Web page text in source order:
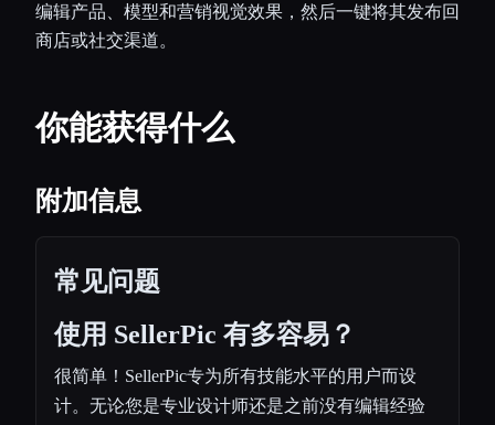
编辑产品、模型和营销视觉效果，然后一键将其发布回
商店或社交渠道。
你能获得什么
附加信息
常见问题
使用 SellerPic 有多容易？
很简单！SellerPic专为所有技能水平的用户而设
计。无论您是专业设计师还是之前没有编辑经验